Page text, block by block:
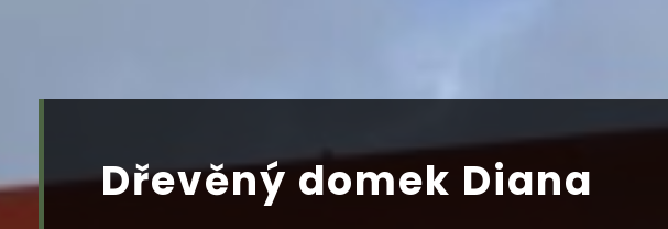
Dřevěný domek Diana